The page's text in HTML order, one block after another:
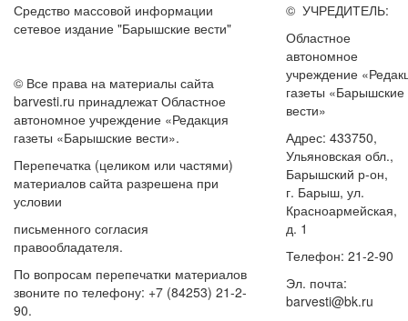
Средство массовой информации
сетевое издание "Барышские вести"
© Все права на материалы сайта
barvesti.ru принадлежат Областное
автономное учреждение «Редакция
газеты «Барышские вести».
Перепечатка (целиком или частями)
материалов сайта разрешена при
условии
письменного согласия
правообладателя.
По вопросам перепечатки материалов
звоните по телефону: +7 (84253) 21-2-
90.
© УЧРЕДИТЕЛЬ:
Областное
автономное
учреждение
газеты «Барышские
вести»
Адрес: 433750,
Ульяновская обл.,
Барышский р-он,
г. Барыш, ул.
Красноармейская,
д. 1
Телефон: 21-2-90
Эл. почта:
barvesti@bk.ru